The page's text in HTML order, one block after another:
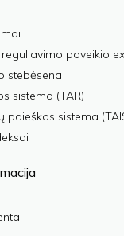
poveikio
stebėsena
sistema (TAR)
paieškos sistema